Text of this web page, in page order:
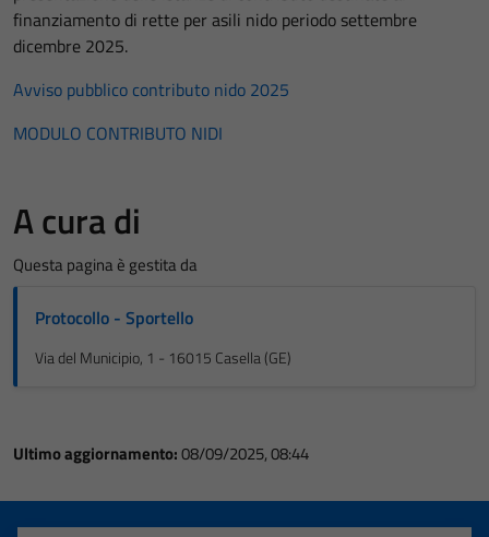
finanziamento di rette per asili nido periodo settembre
dicembre 2025.
Avviso pubblico contributo nido 2025
MODULO CONTRIBUTO NIDI
A cura di
Questa pagina è gestita da
Protocollo - Sportello
Via del Municipio, 1 - 16015 Casella (GE)
Ultimo aggiornamento:08/09/2025, 08:44